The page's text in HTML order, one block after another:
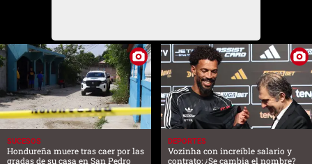
SUCESOS
Hondureña muere tras caer por las
gradas de su casa en San Pedro
DEPORTES
Vozinha con increíble salario y
contrato: ¿Se cambia el nombre?